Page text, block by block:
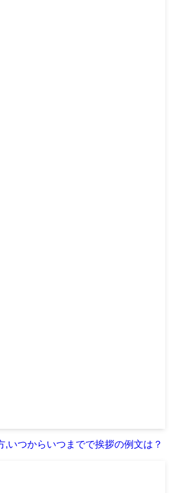
,いつからいつまでで挨拶の例文は？